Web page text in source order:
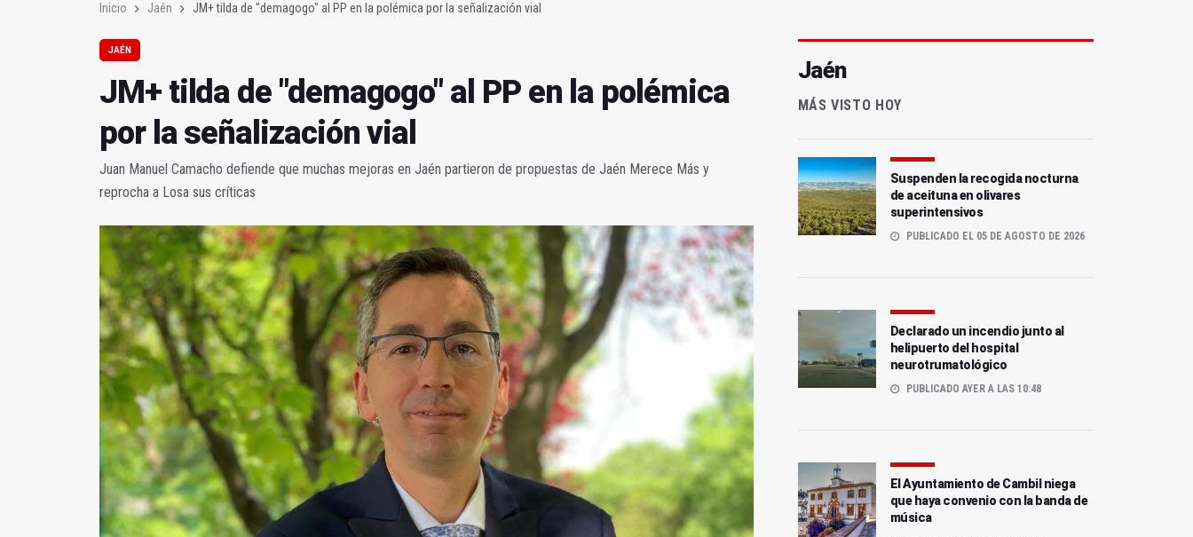
Inicio Jaén JM+ tilda de "demagogo" al PP en la polémica por la señalización vial
JAÉN
JM+ tilda de "demagogo" al PP en la polémica
por la señalización vial
Juan Manuel Camacho defiende que muchas mejoras en Jaén partieron de propuestas de Jaén Merece Más y
reprocha a Losa sus críticas
Jaén
MÁS VISTO HOY
Suspenden la recogida nocturna
de aceituna en olivares
superintensivos
PUBLICADO EL 05 DE AGOSTO DE 2026
Declarado un incendio junto al
helipuerto del hospital
neurotrumatológico
PUBLICADO AYER A LAS 10:48
El Ayuntamiento de Cambil niega
que haya convenio con la banda de
música